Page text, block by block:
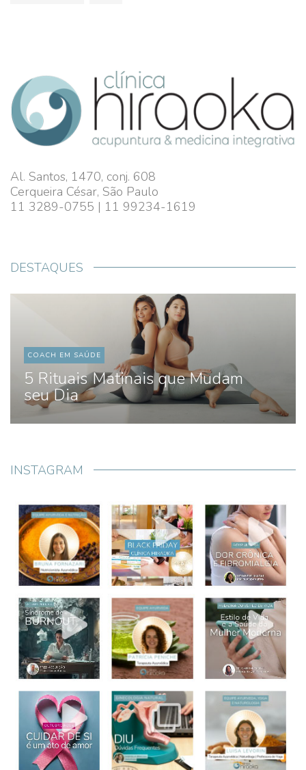
Al. Santos, 1470, conj. 608
Cerqueira César, São Paulo
11 3289-0755 | 11 99234-1619
DESTAQUES
COACH EM SAÚDE
5 Rituais Matinais que Mudam
seu Dia
INSTAGRAM